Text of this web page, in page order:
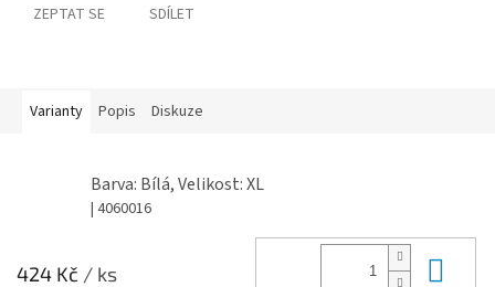
ZEPTAT SE SDÍLET
Varianty Popis Diskuze
Barva: Bílá, Velikost: XL
| 4060016
424 Kč / ks